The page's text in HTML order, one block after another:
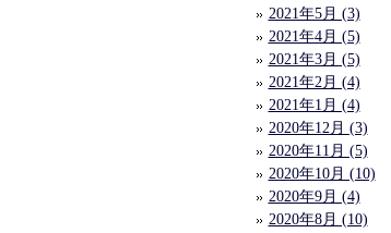
2021年5月 (3)
2021年4月 (5)
2021年3月 (5)
2021年2月 (4)
2021年1月 (4)
2020年12月 (3)
2020年11月 (5)
2020年10月 (10)
2020年9月 (4)
2020年8月 (10)